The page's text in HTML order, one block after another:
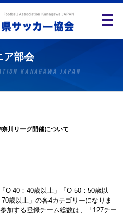
ア部会
川リーグ開催について
O-40：40歳以上」「O-50：50歳以
歳以上」の各4カテゴリーになりま
加する登録チーム総数は、「127チー